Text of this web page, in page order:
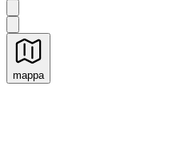
mappa
Esperienze culinarie